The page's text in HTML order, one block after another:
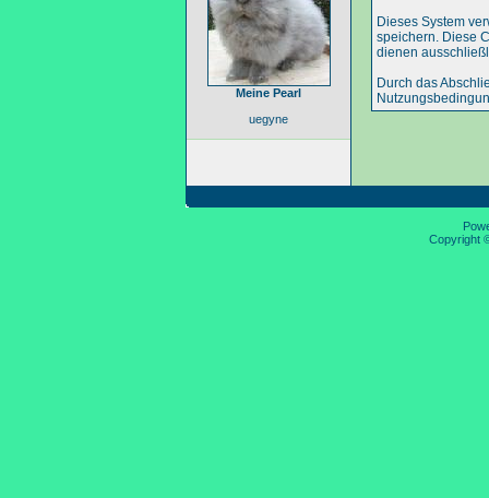
Meine Pearl
uegyne
Dieses System
speichern. Diese
dienen
Durch das
Copyright